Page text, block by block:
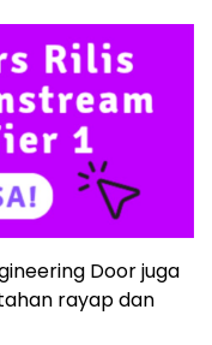
Door juga
rayap dan